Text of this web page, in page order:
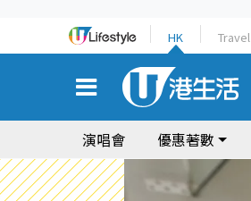
HK Travel
演唱會 優惠著數